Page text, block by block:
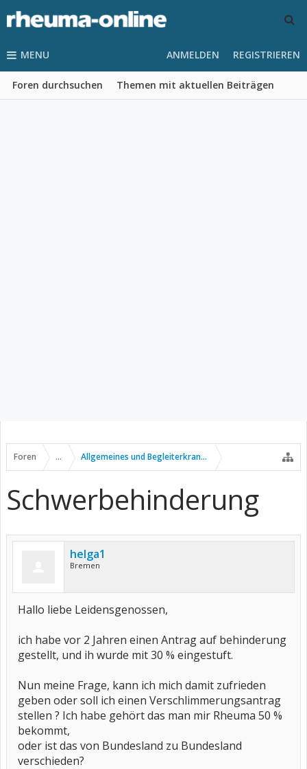
MENU
Foren durchsuchen Themen mit aktuellen Beiträgen
ANMELDEN REGISTRIEREN
Foren ... Allgemeines und Begleiterkrankungen
Schwerbehinderung
helga1
Bremen
Hallo liebe Leidensgenossen,
ich habe vor 2 Jahren einen Antrag auf behinderung
gestellt, und ih wurde mit 30 % eingestuft.
Nun meine Frage, kann ich mich damit zufrieden
geben oder soll ich einen Verschlimmerungsantrag
stellen ? Ich habe gehört das man mir Rheuma 50 %
bekommt,
oder ist das von Bundesland zu Bundesland
verschieden?